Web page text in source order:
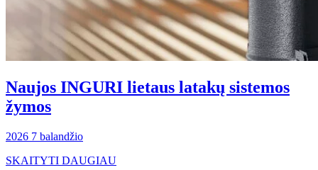
Naujos INGURI lietaus latakų sistemos
žymos
2026 7 balandžio
SKAITYTI DAUGIAU